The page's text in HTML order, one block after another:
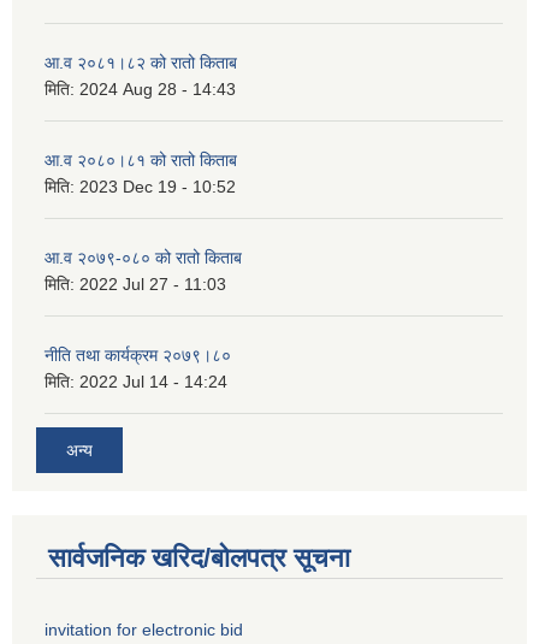
आ.व २०८१।८२ को रातो किताब
मिति: 2024 Aug 28 - 14:43
आ.व २०८०।८१ को रातो किताब
मिति: 2023 Dec 19 - 10:52
आ.व २०७९-०८० को रातो किताब
मिति: 2022 Jul 27 - 11:03
नीति तथा कार्यक्रम २०७९।८०
मिति: 2022 Jul 14 - 14:24
अन्य
सार्वजनिक खरिद/बोलपत्र सूचना
invitation for electronic bid